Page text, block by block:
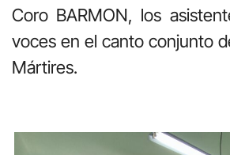
Coro BARMON, los
voces en el canto conjunto
Mártires.